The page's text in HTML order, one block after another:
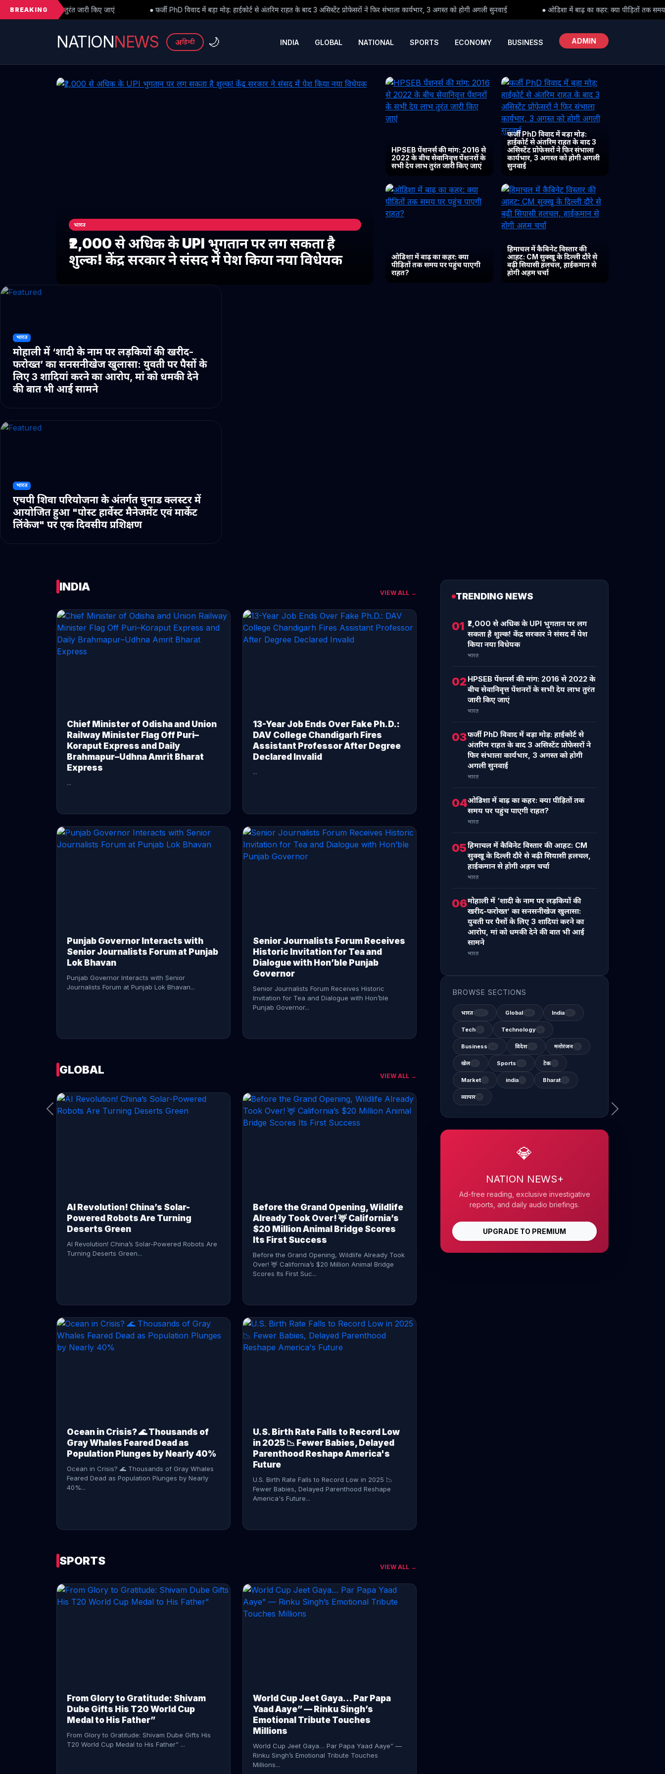
BREAKING
किए जाएं ● फर्जी PhD विवाद में बड़ा मोड़: हाईकोर्ट से अंतरिम राहत के बाद 3 असिस्टेंट प्रोफेसरों ने फिर संभाला कार्यभार, 3 अगस्त को होगी अगली सुनवाई ● ओडिशा में बाढ़ का कहर: क्या पीड़ितों तक समय पर पहुंच पाएगी राहत?
NATIONNEWS अहिन्दी 🌙 INDIA GLOBAL NATIONAL SPORTS ECONOMY BUSINESS ADMIN
भारत
₹2,000 से अधिक के UPI भुगतान पर लग सकता है
शुल्क! केंद्र सरकार ने संसद में पेश किया नया विधेयक
HPSEB पेंशनर्स की मांग: 2016 से
2022 के बीच सेवानिवृत्त पेंशनरों के
सभी देय लाभ तुरंत जारी किए जाएं
फर्जी PhD विवाद में बड़ा मोड़:
हाईकोर्ट से अंतरिम राहत के बाद 3
असिस्टेंट प्रोफेसरों ने फिर संभाला
कार्यभार, 3 अगस्त को होगी अगली
सुनवाई
ओडिशा में बाढ़ का कहर: क्या
पीड़ितों तक समय पर पहुंच पाएगी
राहत?
हिमाचल में कैबिनेट विस्तार की
आहट: CM सुक्खू के दिल्ली दौरे से
बढ़ी सियासी हलचल, हाईकमान से
होगी अहम चर्चा
भारत
मोहाली में ‘शादी के नाम पर लड़कियों की खरीद-
फरोख्त’ का सनसनीखेज खुलासा: युवती पर पैसों के
लिए 3 शादियां करने का आरोप, मां को धमकी देने
की बात भी आई सामने
भारत
एचपी शिवा परियोजना के अंतर्गत चुनाड क्लस्टर में
आयोजित हुआ "पोस्ट हार्वेस्ट मैनेजमेंट एवं मार्केट
लिंकेज" पर एक दिवसीय प्रशिक्षण
INDIA VIEW ALL →
Chief Minister of Odisha and Union
Railway Minister Flag Off Puri–
Koraput Express and Daily
Brahmapur–Udhna Amrit Bharat
Express
...
13-Year Job Ends Over Fake Ph.D.:
DAV College Chandigarh Fires
Assistant Professor After Degree
Declared Invalid
...
Punjab Governor Interacts with
Senior Journalists Forum at Punjab
Lok Bhavan
Punjab Governor Interacts with Senior
Journalists Forum at Punjab Lok Bhavan...
Senior Journalists Forum Receives
Historic Invitation for Tea and
Dialogue with Hon’ble Punjab
Governor
Senior Journalists Forum Receives Historic
Invitation for Tea and Dialogue with Hon’ble
Punjab Governor...
CONTINUE READING →
GLOBAL VIEW ALL →
AI Revolution! China’s Solar-
Powered Robots Are Turning
Deserts Green
AI Revolution! China’s Solar-Powered Robots Are
Turning Deserts Green...
Before the Grand Opening, Wildlife
Already Took Over! 🦌 California’s
$20 Million Animal Bridge Scores
Its First Success
Before the Grand Opening, Wildlife Already Took
Over! 🦌 California’s $20 Million Animal Bridge
Scores Its First Suc...
Ocean in Crisis? 🌊 Thousands of
Gray Whales Feared Dead as
Population Plunges by Nearly 40%
Ocean in Crisis? 🌊 Thousands of Gray Whales
Feared Dead as Population Plunges by Nearly
40%...
U.S. Birth Rate Falls to Record Low
in 2025 📉 Fewer Babies, Delayed
Parenthood Reshape America's
Future
U.S. Birth Rate Falls to Record Low in 2025 📉
Fewer Babies, Delayed Parenthood Reshape
America's Future...
CONTINUE READING →
SPORTS VIEW ALL →
From Glory to Gratitude: Shivam
Dube Gifts His T20 World Cup
Medal to His Father”
From Glory to Gratitude: Shivam Dube Gifts His
T20 World Cup Medal to His Father” ...
World Cup Jeet Gaya… Par Papa
Yaad Aaye” — Rinku Singh’s
Emotional Tribute Touches
Millions
World Cup Jeet Gaya… Par Papa Yaad Aaye” —
Rinku Singh’s Emotional Tribute Touches
Millions...
TRENDING NEWS
01 ₹2,000 से अधिक के UPI भुगतान पर लग
सकता है शुल्क! केंद्र सरकार ने संसद में पेश
किया नया विधेयक
भारत
02 HPSEB पेंशनर्स की मांग: 2016 से 2022 के
बीच सेवानिवृत्त पेंशनरों के सभी देय लाभ तुरंत
जारी किए जाएं
भारत
03फर्जी PhD विवाद में बड़ा मोड़: हाईकोर्ट से
अंतरिम राहत के बाद 3 असिस्टेंट प्रोफेसरों ने
फिर संभाला कार्यभार, 3 अगस्त को होगी
अगली सुनवाई
भारत
04ओडिशा में बाढ़ का कहर: क्या पीड़ितों तक
समय पर पहुंच पाएगी राहत?
भारत
05हिमाचल में कैबिनेट विस्तार की आहट: CM
सुक्खू के दिल्ली दौरे से बढ़ी सियासी हलचल,
हाईकमान से होगी अहम चर्चा
भारत
06मोहाली में ‘शादी के नाम पर लड़कियों की
खरीद-फरोख्त’ का सनसनीखेज खुलासा:
युवती पर पैसों के लिए 3 शादियां करने का
आरोप, मां को धमकी देने की बात भी आई
सामने
भारत
BROWSE SECTIONS
भारत Global India
Tech Technology
Business विदेश मनोरंजन
खेल Sports टेक
Market india Bharat
व्यापार
💎
NATION NEWS+
Ad-free reading, exclusive investigative
reports, and daily audio briefings.
UPGRADE TO PREMIUM